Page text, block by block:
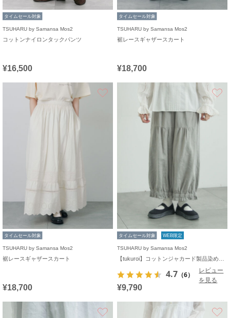
タイムセール対象
TSUHARU by Samansa Mos2
コットンナイロンタックパンツ
¥16,500
タイムセール対象
TSUHARU by Samansa Mos2
裾レースギャザースカート
¥18,700
タイムセール対象
TSUHARU by Samansa Mos2
裾レースギャザースカート
¥18,700
タイムセール対象 WEB限定
TSUHARU by Samansa Mos2
4.7 （6）
レビュー
を見る
¥9,790